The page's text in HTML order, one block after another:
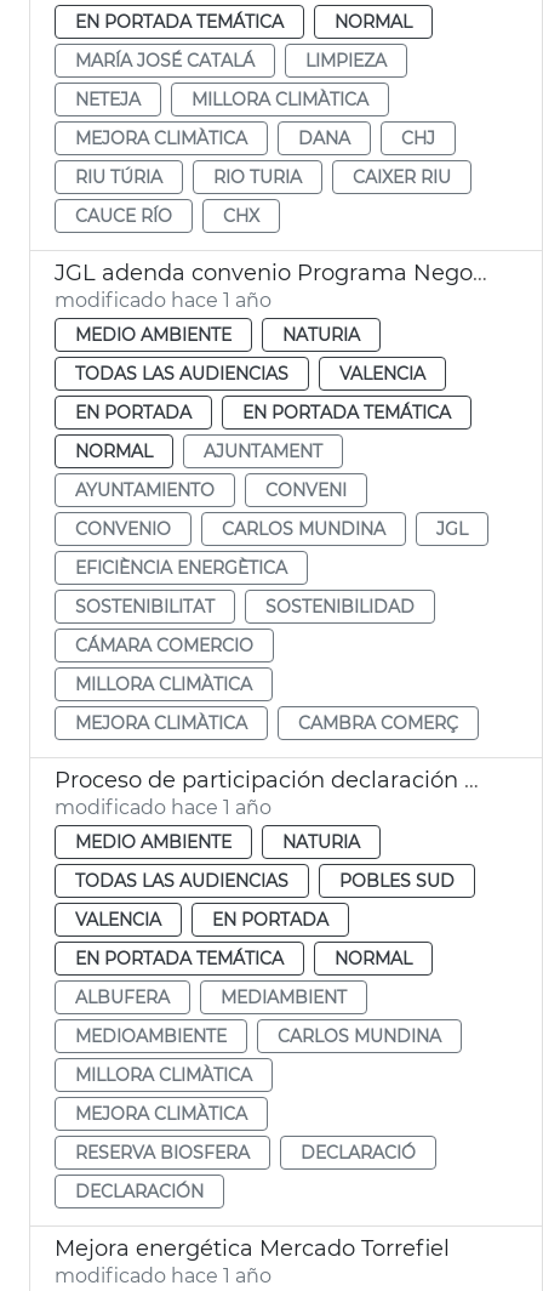
EN PORTADA TEMÁTICA
NORMAL
MARÍA JOSÉ CATALÁ
LIMPIEZA
NETEJA
MILLORA CLIMÀTICA
MEJORA CLIMÀTICA
DANA
CHJ
RIU TÚRIA
RIO TURIA
CAIXER RIU
CAUCE RÍO
CHX
JGL adenda convenio Programa Negocio Local Sostenible
modificado hace 1 año
MEDIO AMBIENTE
NATURIA
TODAS LAS AUDIENCIAS
VALENCIA
EN PORTADA
EN PORTADA TEMÁTICA
NORMAL
AJUNTAMENT
AYUNTAMIENTO
CONVENI
CONVENIO
CARLOS MUNDINA
JGL
EFICIÈNCIA ENERGÈTICA
SOSTENIBILITAT
SOSTENIBILIDAD
CÁMARA COMERCIO
MILLORA CLIMÀTICA
MEJORA CLIMÀTICA
CAMBRA COMERÇ
Proceso de participación declaración Albufera Reserva Biosfera
modificado hace 1 año
MEDIO AMBIENTE
NATURIA
TODAS LAS AUDIENCIAS
POBLES SUD
VALENCIA
EN PORTADA
EN PORTADA TEMÁTICA
NORMAL
ALBUFERA
MEDIAMBIENT
MEDIOAMBIENTE
CARLOS MUNDINA
MILLORA CLIMÀTICA
MEJORA CLIMÀTICA
RESERVA BIOSFERA
DECLARACIÓ
DECLARACIÓN
Mejora energética Mercado Torrefiel
modificado hace 1 año